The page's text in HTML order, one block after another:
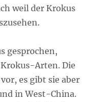
weil der Krokus
gesprochen,
Arten. Die
es gibt sie aber
in West-China.